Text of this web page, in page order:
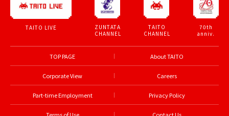
TAITO LIVE
ZUNTATA
CHANNEL
TAITO
CHANNEL
70th
anniv.
TOP PAGE About TAITO
Corporate View Careers
Part-time Employment Privacy Policy